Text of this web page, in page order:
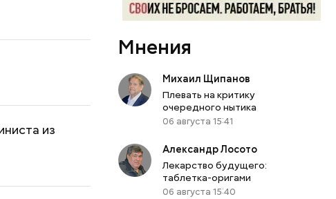
из
Мнения
Михаил Щипанов
Плевать на критику
очередного нытика
06 августа 15:41
Александр Лосото
Лекарство будущего:
таблетка-оригами
06 августа 15:40